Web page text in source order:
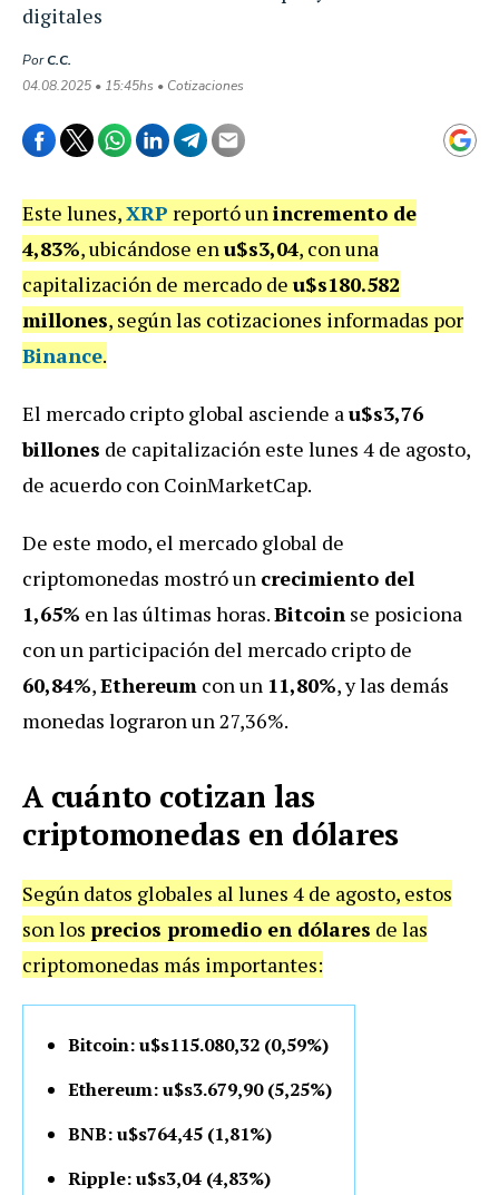
digitales
PorC.C.
04.08.2025 • 15:45hs • Cotizaciones
Este lunes,XRP reportó unincremento de
4,83%, ubicándose enu$s3,04, con una
capitalización de mercado de u$s180.582
millones, según las cotizaciones informadas por
Binance.
El mercado cripto global asciende au$s3,76
billones de capitalización este lunes 4 de agosto,
de acuerdo con CoinMarketCap.
De este modo, el mercado global de
criptomonedas mostró un crecimiento del
1,65% en las últimas horas.Bitcoin se posiciona
con un participación del mercado cripto de
60,84%,Ethereum con un 11,80%, y las demás
monedas lograron un 27,36%.
A cuánto cotizan las
criptomonedas en dólares
Según datos globales al lunes 4 de agosto, estos
son los precios promedio en dólares de las
criptomonedas más importantes:
Bitcoin: u$s115.080,32 (0,59%)
Ethereum: u$s3.679,90 (5,25%)
BNB: u$s764,45 (1,81%)
Ripple: u$s3,04 (4,83%)